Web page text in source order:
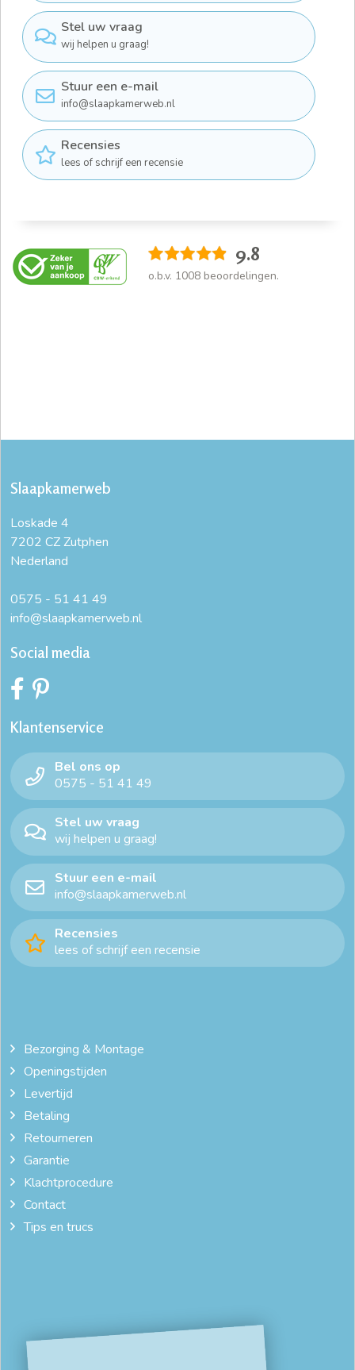
Stel uw vraag
wij helpen u graag!
Stuur een e-mail
info@slaapkamerweb.nl
Recensies
lees of schrijf een recensie
9.8
o.b.v. 1008 beoordelingen.
Slaapkamerweb
Loskade 4
7202 CZ Zutphen
Nederland
0575 - 51 41 49
info@slaapkamerweb.nl
Social media
Klantenservice
Bel ons op
0575 - 51 41 49
Stel uw vraag
wij helpen u graag!
Stuur een e-mail
info@slaapkamerweb.nl
Recensies
lees of schrijf een recensie
Bezorging & Montage
Openingstijden
Levertijd
Betaling
Retourneren
Garantie
Klachtprocedure
Contact
Tips en trucs